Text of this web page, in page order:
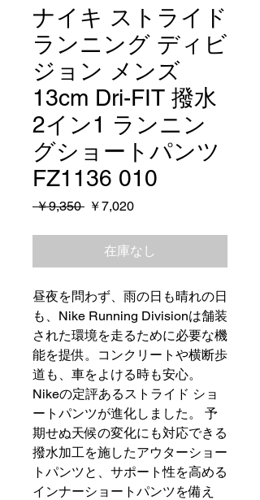
ナイキ ストライド
ランニング ディビ
ジョン メンズ
13cm Dri-FIT 撥水
2イン1 ランニン
グショートパンツ
FZ1136 010
￥9,350 通
価
￥7,020セ
ル
価
在庫なし
昼夜を問わず、雨の日も晴れの日
も、Nike Running Divisionは舗装
された環境を走るために必要な機
能を提供。コンクリートや横断歩
道も、車をよける時も安心。
Nikeの定評あるストライド ショ
ートパンツが進化しました。 予
期せぬ天候の変化にも対応できる
撥水加工を施したアウターショー
トパンツと、サポート性を高める
インナーショートパンツを備え